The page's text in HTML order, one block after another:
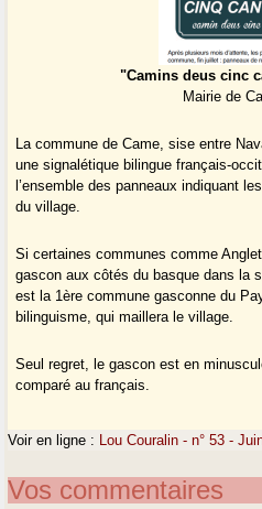
"Camins deus cinc
Mairie de
La commune de Came, sise entre
une signalétique bilingue français-
l’ensemble des panneaux indiquant
du village.
Si certaines communes comme
gascon aux côtés du basque dans la
est la 1ère commune gasconne du
bilinguisme, qui maillera le village.
Seul regret, le gascon est en
comparé au français.
Voir en ligne : Lou Couralin - n° 53 -
Vos commentaires